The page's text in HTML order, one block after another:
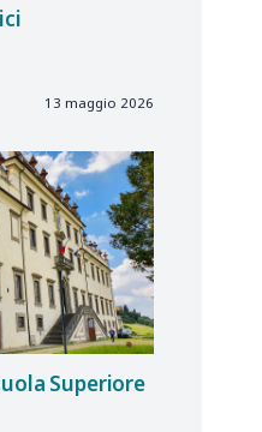
13 maggio 2026
Superiore